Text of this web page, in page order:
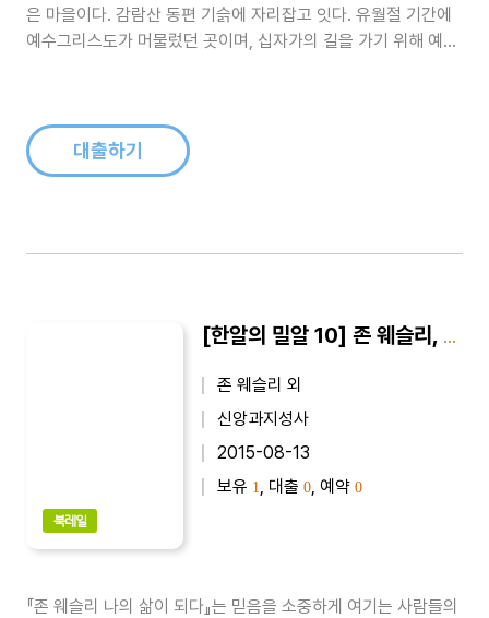
은 마을이다. 감람산 동편 기슭에 자리잡고 잇다. 유월절 기간에
예수그리스도가 머물렀던 곳이며, 십자가의 길을 가기 위해 예루
생긴 일』의 저자는 ..
대출하기
북레일
[한알의 밀알 10] 존 웨슬리, 나의 삶이 되다
존 웨슬리 외
신앙과지성사
2015-08-13
보유 1 , 대출 0 , 예약 0
『존 웨슬리 나의 삶이 되다』는 믿음을 소중하게 여기는 사람들의